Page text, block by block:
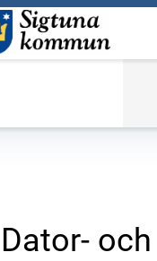
Dator-